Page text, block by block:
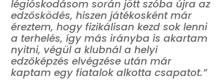
légióskodásom során jött szóba újra az
edzősködés, hiszen játékosként már
éreztem, hogy fizikálisan kezd sok lenni
a terhelés, így más irányba is akartam
nyitni, végül a klubnál a helyi
edzőképzés elvégzése után már
kaptam egy fiatalok alkotta csapatot.”